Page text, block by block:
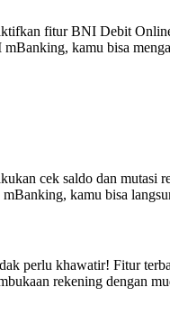
fitur BNI Debit
kamu bisa
cek saldo dan mutasi
kamu bisa
perlu khawatir! Fitur
rekening dengan